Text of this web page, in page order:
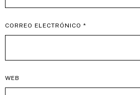
CORREO ELECTRÓNICO *
WEB